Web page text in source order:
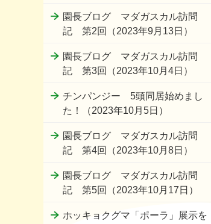
園長ブログ マダガスカル訪問
記 第2回（2023年9月13日）
園長ブログ マダガスカル訪問
記 第3回（2023年10月4日）
チンパンジー 5頭同居始めまし
た！（2023年10月5日）
園長ブログ マダガスカル訪問
記 第4回（2023年10月8日）
園長ブログ マダガスカル訪問
記 第5回（2023年10月17日）
ホッキョクグマ「ポーラ」展示を